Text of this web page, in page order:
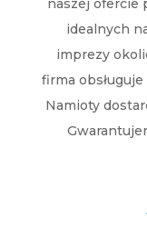
idealnych
imprezy
firma obsługuje
Namioty